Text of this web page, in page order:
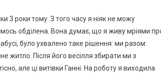
3 роки тому. З того часу я ніяк не можу
обділена. Вона думає, що я живу мріями
було ухвалено таке рішення: ми разом:
житло. Після його весілля збирати ми з
але ці витівки Ганні. На роботу я виходила